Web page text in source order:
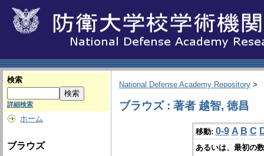
検索
詳細検索
ホーム
ブラウズ
National Defense Academy Repository >
ブラウズ : 著者 越智, 徳昌
移動: 0-9 A B C
あるいは、最初の